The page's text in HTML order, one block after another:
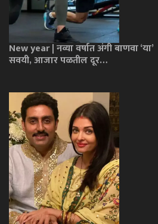
New year | नव्या वर्षात अंगी बाणवा ‘या’
सवयी, आजार पळतील दूर…